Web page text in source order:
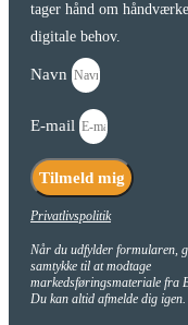
tager hånd om
digitale behov.
Navn
E-mail
Tilmeld mig
Privatlivspolitik
Når du udfylder formularen,
samtykke til at modtage
markedsføringsmateriale fra
Du kan altid afmelde dig igen.